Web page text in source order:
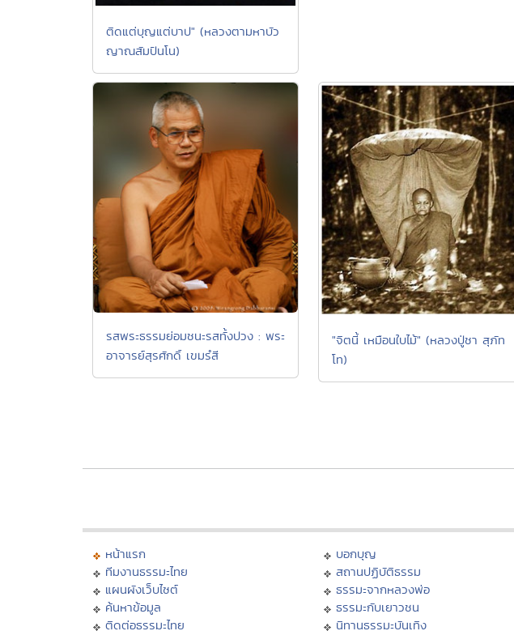
ติดแต่บุญแต่บาป" (หลวงตามหาบัว
ญาณสัมปันโน)
รสพระธรรมย่อมชนะรสทั้งปวง : พระ
อาจารย์สุรศักดิ์ เขมรํสี
"จิตนี้ เหมือนใบไม้" (หลวงปู่ชา สุภัท
โท)
หน้าแรก
ทีมงานธรรมะไทย
แผนผังเว็บไซต์
ค้นหาข้อมูล
ติดต่อธรรมะไทย
บอกบุญ
สถานปฏิบัติธรรม
ธรรมะจากหลวงพ่อ
ธรรมะกับเยาวชน
นิทานธรรมะบันเทิง